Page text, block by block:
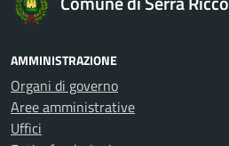
AMMINISTRAZIONE
Organi di governo
Aree amministrative
Uffici